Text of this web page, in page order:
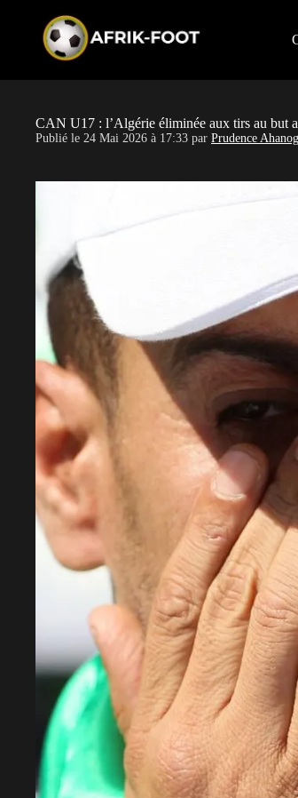
CAN U17 : l’Algérie éliminée aux tirs au but
Publié le 24 Mai 2026 à 17:33 par Prudence